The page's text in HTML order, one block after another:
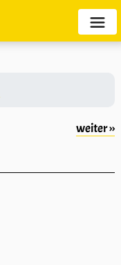
weiter ››